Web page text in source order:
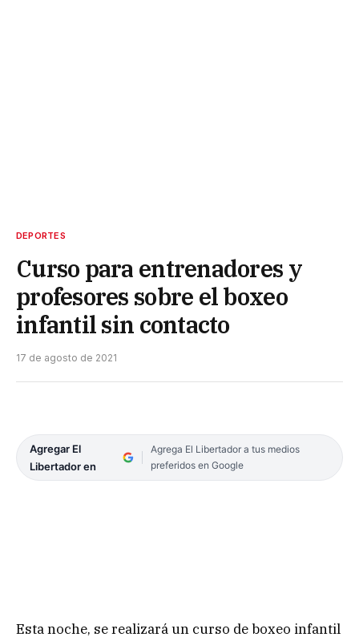
DEPORTES
Curso para entrenadores y
profesores sobre el boxeo
infantil sin contacto
17 de agosto de 2021
Agregar El
Libertador en
Agrega El Libertador a tus medios
preferidos en Google
Esta noche, se realizará un curso de boxeo infantil